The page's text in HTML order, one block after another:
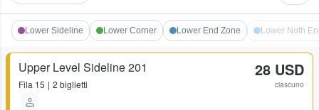
Lower Sideline Lower Corner Lower End Zone Lower Noth
Upper Level Sideline 201
Fila 15 2 biglietti
28 USD
ciascuno